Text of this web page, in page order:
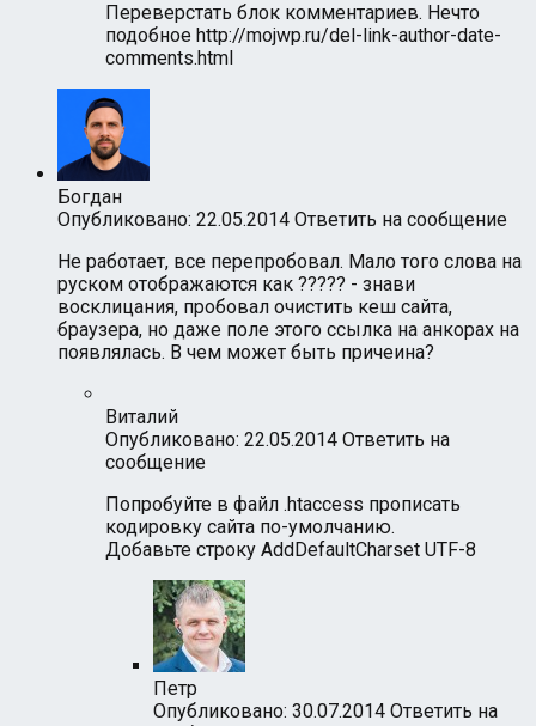
Переверстать блок комментариев. Нечто
подобное http://mojwp.ru/del-link-author-date-
comments.html
Богдан
Опубликовано: 22.05.2014 Ответить на сообщение
Не работает, все перепробовал. Мало того слова на
руском отображаются как ????? - знави
восклицания, пробовал очистить кеш сайта,
браузера, но даже поле этого ссылка на анкорах на
появлялась. В чем может быть причеина?
Виталий
Опубликовано: 22.05.2014 Ответить на
сообщение
Попробуйте в файл .htaccess прописать
кодировку сайта по-умолчанию.
Добавьте строку AddDefaultCharset UTF-8
Петр
Опубликовано: 30.07.2014 Ответить на